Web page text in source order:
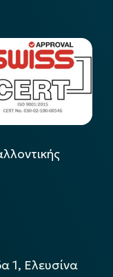
1, Ελευσίνα